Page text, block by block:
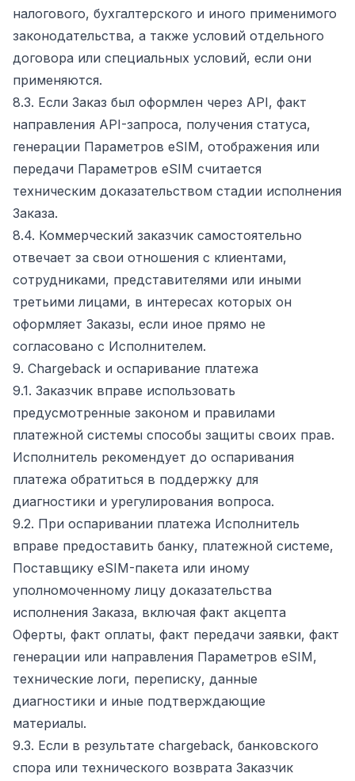
налогового, бухгалтерского и иного применимого
законодательства, а также условий отдельного
договора или специальных условий, если они
применяются.
8.3. Если Заказ был оформлен через API, факт
направления API-запроса, получения статуса,
генерации Параметров eSIM, отображения или
передачи Параметров eSIM считается
техническим доказательством стадии исполнения
Заказа.
8.4. Коммерческий заказчик самостоятельно
отвечает за свои отношения с клиентами,
сотрудниками, представителями или иными
третьими лицами, в интересах которых он
оформляет Заказы, если иное прямо не
согласовано с Исполнителем.
9. Chargeback и оспаривание платежа
9.1. Заказчик вправе использовать
предусмотренные законом и правилами
платежной системы способы защиты своих прав.
Исполнитель рекомендует до оспаривания
платежа обратиться в поддержку для
диагностики и урегулирования вопроса.
9.2. При оспаривании платежа Исполнитель
вправе предоставить банку, платежной системе,
Поставщику eSIM-пакета или иному
уполномоченному лицу доказательства
исполнения Заказа, включая факт акцепта
Оферты, факт оплаты, факт передачи заявки, факт
генерации или направления Параметров eSIM,
технические логи, переписку, данные
диагностики и иные подтверждающие
материалы.
9.3. Если в результате chargeback, банковского
спора или технического возврата Заказчик